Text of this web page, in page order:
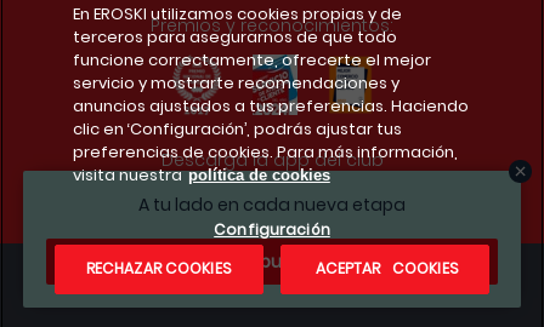
A tu lado en cada nueva etapa
¿Te apuntas?
Premios y reconocimientos:
Descarga la app del club
Condiciones legales
En EROSKI utilizamos cookies propias y de
terceros para asegurarnos de que todo
funcione correctamente, ofrecerte el mejor
servicio y mostrarte recomendaciones y
anuncios ajustados a tus preferencias. Haciendo
clic en ‘Configuración’, podrás ajustar tus
preferencias de cookies. Para más información,
visita nuestra política de cookies
Configuración
RECHAZAR COOKIES
ACEPTAR COOKIES